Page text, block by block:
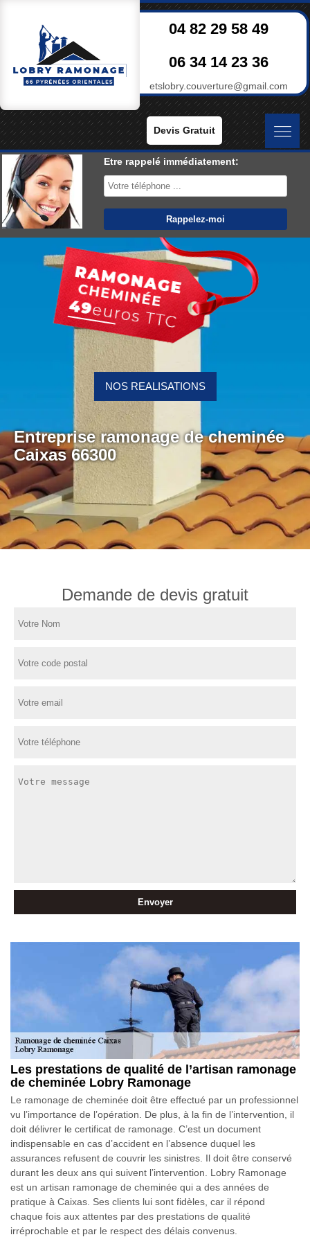
04 82 29 58 49
06 34 14 23 36
etslobry.couverture@gmail.com
Devis Gratuit
Etre rappelé immédiatement:
Entreprise ramonage de cheminée
Caixas 66300
NOS REALISATIONS
Demande de devis gratuit
Les prestations de qualité de l’artisan ramonage
de cheminée Lobry Ramonage
Le ramonage de cheminée doit être effectué par un professionnel
vu l’importance de l’opération. De plus, à la fin de l’intervention, il
doit délivrer le certificat de ramonage. C’est un document
indispensable en cas d’accident en l’absence duquel les
assurances refusent de couvrir les sinistres. Il doit être conservé
durant les deux ans qui suivent l’intervention. Lobry Ramonage
est un artisan ramonage de cheminée qui a des années de
pratique à Caixas. Ses clients lui sont fidèles, car il répond
chaque fois aux attentes par des prestations de qualité
irréprochable et par le respect des délais convenus.